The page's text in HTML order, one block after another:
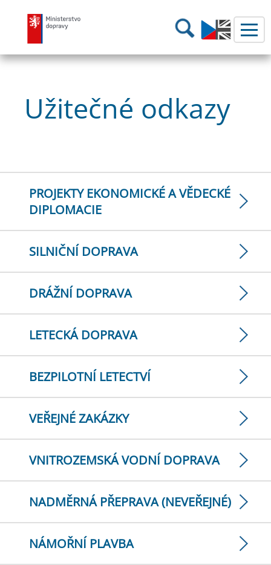
Ministerstvo dopravy Hledání
Užitečné odkazy
PROJEKTY EKONOMICKÉ A VĚDECKÉ
DIPLOMACIE
SILNIČNÍ DOPRAVA
DRÁŽNÍ DOPRAVA
LETECKÁ DOPRAVA
BEZPILOTNÍ LETECTVÍ
VEŘEJNÉ ZAKÁZKY
VNITROZEMSKÁ VODNÍ DOPRAVA
NADMĚRNÁ PŘEPRAVA (NEVEŘEJNÉ)
NÁMOŘNÍ PLAVBA